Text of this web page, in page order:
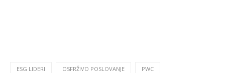
ESG LIDERI OSFRŽIVO POSLOVANJE PWC